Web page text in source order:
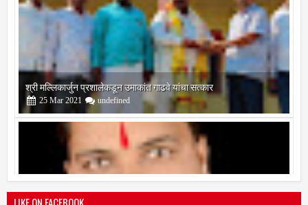
श्री मल्लिकार्जुन प्रशालेकडून उमाकांत गाढवे यांचा सत्कार
25 undefined
भारतीय जनता पक्ष चिटणीसपदी उमाकांत गाढवे यांची निवड
2021 undefined